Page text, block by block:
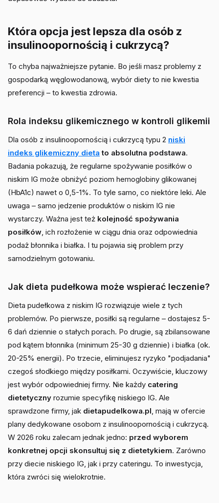
Która opcja jest lepsza dla osób z
insulinoopornością i cukrzycą?
To chyba najważniejsze pytanie. Bo jeśli masz problemy z
gospodarką węglowodanową, wybór diety to nie kwestia
preferencji – to kwestia zdrowia.
Rola indeksu glikemicznego w kontroli glikemii
Dla osób z insulinoopornością i cukrzycą typu 2 niski
indeks glikemiczny dieta to absolutna podstawa.
Badania pokazują, że regularne spożywanie posiłków o
niskim IG może obniżyć poziom hemoglobiny glikowanej
(HbA1c) nawet o 0,5-1%. To tyle samo, co niektóre leki. Ale
uwaga – samo jedzenie produktów o niskim IG nie
wystarczy. Ważna jest też kolejność spożywania
posiłków, ich rozłożenie w ciągu dnia oraz odpowiednia
podaż błonnika i białka. I tu pojawia się problem przy
samodzielnym gotowaniu.
Jak dieta pudełkowa może wspierać leczenie?
Dieta pudełkowa z niskim IG rozwiązuje wiele z tych
problemów. Po pierwsze, posiłki są regularne – dostajesz 5-
6 dań dziennie o stałych porach. Po drugie, są zbilansowane
pod kątem błonnika (minimum 25-30 g dziennie) i białka (ok.
20-25% energii). Po trzecie, eliminujesz ryzyko "podjadania"
czegoś słodkiego między posiłkami. Oczywiście, kluczowy
jest wybór odpowiedniej firmy. Nie każdy catering
dietetyczny rozumie specyfikę niskiego IG. Ale
sprawdzone firmy, jak dietapudelkowa.pl, mają w ofercie
plany dedykowane osobom z insulinoopornością i cukrzycą.
W 2026 roku zalecam jednak jedno: przed wyborem
konkretnej opcji skonsultuj się z dietetykiem. Zarówno
przy diecie niskiego IG, jak i przy cateringu. To inwestycja,
która zwróci się wielokrotnie.